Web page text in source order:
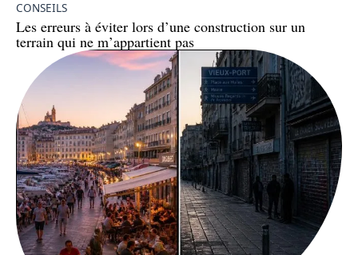
CONSEILS
Les erreurs à éviter lors d’une construction sur un
terrain qui ne m’appartient pas